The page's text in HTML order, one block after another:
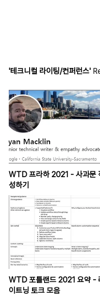
'테크니컬 라이팅/컨퍼런스'
WTD 프라하 2021 - 사과문
성하기
WTD 포틀랜드 2021 요약 -
이트닝 토크 모음